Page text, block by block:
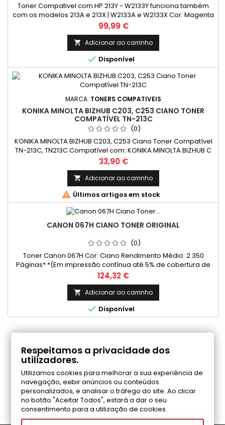
Toner Compativel com HP 213Y - W2133Y funciona também
com os modelos 213A e 213X | W2133A e W2133X Cor: Magenta
Rendimento Médio: 12.000 Páginas* *Rendimento médio de
páginas: (Média com base na norma ISO/IEC 24711 e
impressão contínua. O rendimento real varia
consideravelmente com base no conteúdo das páginas
impressas e noutros factores.)
Preço
99,99 €
 Adicionar ao carrinho
 Disponível
MARCA: TONERS COMPATIVEIS
KONIKA MINOLTA BIZHUB C203, C253 CIANO TONER
COMPATÍVEL TN-213C
(0)
KONIKA MINOLTA BIZHUB C203, C253 Ciano Toner Compatível
TN-213C, TN213C Compatível com: KONIKA MINOLTA BIZHUB C
203, C 253
Preço
33,90 €
 Adicionar ao carrinho
 Últimos artigos em stock
CANON 067H CIANO TONER ORIGINAL
(0)
Toner Canon 067H Cor: Ciano Rendimento Médio: 2.350
Páginas* *(Em impressão contínua até 5% de cobertura de
uma Folha A4)
Preço
124,32 €
 Adicionar ao carrinho
 Disponível
COMENTÁRIOS (0)
Seja o primeiro a fazer uma avaliação
Respeitamos a privacidade dos
utilizadores.
Utilizamos cookies para melhorar a sua experiência de
navegação, exibir anúncios ou conteúdos
personalizados, e analisar o tráfego do site. Ao clicar
no botão "Aceitar Todos", estará a dar o seu
consentimento para a utilização de cookies.